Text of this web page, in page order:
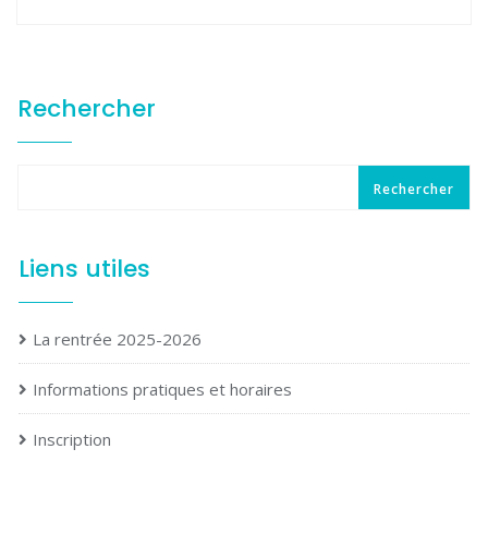
Rechercher
Rechercher
Liens utiles
La rentrée 2025-2026
Informations pratiques et horaires
Inscription